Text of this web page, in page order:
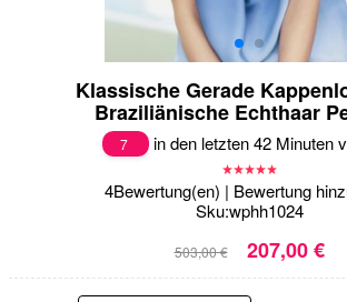
Klassische Gerade
Braziliänische Echthaar
7 in den letzten 42 Minuten
4Bewertung(en) | Bewertung
Sku:wphh1024
503,00 € 207,00 €